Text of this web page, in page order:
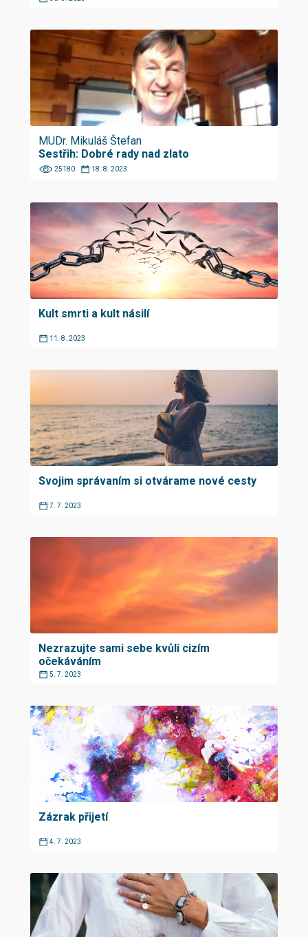
MUDr. Mikuláš Štefan
Sestřih: Dobré rady nad zlato
25180 18. 8. 2023
Kult smrti a kult násilí
11. 8. 2023
Svojim správaním si otvárame nové cesty
7. 7. 2023
Nezrazujte sami sebe kvůli cizím
očekáváním
5. 7. 2023
Zázrak přijetí
4. 7. 2023